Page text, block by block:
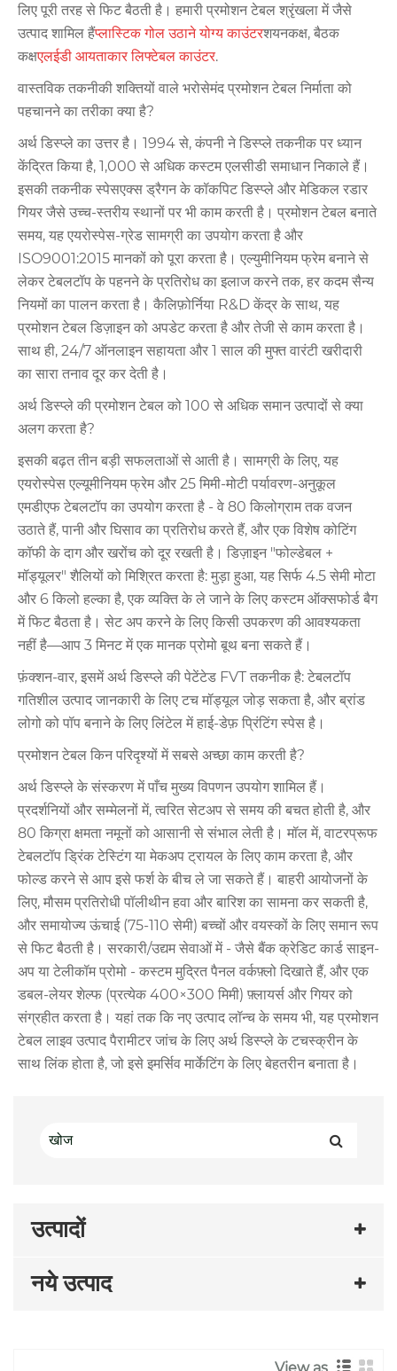
लिए पूरी तरह से फिट बैठती है। हमारी प्रमोशन टेबल श्रृंखला में जैसे
उत्पाद शामिल हैंप्लास्टिक गोल उठाने योग्य काउंटरशयनकक्ष, बैठक
कक्षएलईडी आयताकार लिफ्टेबल काउंटर.
वास्तविक तकनीकी शक्तियों वाले भरोसेमंद प्रमोशन टेबल निर्माता को
पहचानने का तरीका क्या है?
अर्थ डिस्प्ले का उत्तर है। 1994 से, कंपनी ने डिस्प्ले तकनीक पर ध्यान
केंद्रित किया है, 1,000 से अधिक कस्टम एलसीडी समाधान निकाले हैं।
इसकी तकनीक स्पेसएक्स ड्रैगन के कॉकपिट डिस्प्ले और मेडिकल रडार
गियर जैसे उच्च-स्तरीय स्थानों पर भी काम करती है। प्रमोशन टेबल बनाते
समय, यह एयरोस्पेस-ग्रेड सामग्री का उपयोग करता है और
ISO9001:2015 मानकों को पूरा करता है। एल्युमीनियम फ्रेम बनाने से
लेकर टेबलटॉप के पहनने के प्रतिरोध का इलाज करने तक, हर कदम सैन्य
नियमों का पालन करता है। कैलिफ़ोर्निया R&D केंद्र के साथ, यह
प्रमोशन टेबल डिज़ाइन को अपडेट करता है और तेजी से काम करता है।
साथ ही, 24/7 ऑनलाइन सहायता और 1 साल की मुफ्त वारंटी खरीदारी
का सारा तनाव दूर कर देती है।
अर्थ डिस्प्ले की प्रमोशन टेबल को 100 से अधिक समान उत्पादों से क्या
अलग करता है?
इसकी बढ़त तीन बड़ी सफलताओं से आती है। सामग्री के लिए, यह
एयरोस्पेस एल्यूमीनियम फ्रेम और 25 मिमी-मोटी पर्यावरण-अनुकूल
एमडीएफ टेबलटॉप का उपयोग करता है - वे 80 किलोग्राम तक वजन
उठाते हैं, पानी और घिसाव का प्रतिरोध करते हैं, और एक विशेष कोटिंग
कॉफी के दाग और खरोंच को दूर रखती है। डिज़ाइन "फोल्डेबल +
मॉड्यूलर" शैलियों को मिश्रित करता है: मुड़ा हुआ, यह सिर्फ 4.5 सेमी मोटा
और 6 किलो हल्का है, एक व्यक्ति के ले जाने के लिए कस्टम ऑक्सफोर्ड बैग
में फिट बैठता है। सेट अप करने के लिए किसी उपकरण की आवश्यकता
नहीं है—आप 3 मिनट में एक मानक प्रोमो बूथ बना सकते हैं।
फ़ंक्शन-वार, इसमें अर्थ डिस्प्ले की पेटेंटेड FVT तकनीक है: टेबलटॉप
गतिशील उत्पाद जानकारी के लिए टच मॉड्यूल जोड़ सकता है, और ब्रांड
लोगो को पॉप बनाने के लिए लिंटेल में हाई-डेफ़ प्रिंटिंग स्पेस है।
प्रमोशन टेबल किन परिदृश्यों में सबसे अच्छा काम करती है?
अर्थ डिस्प्ले के संस्करण में पाँच मुख्य विपणन उपयोग शामिल हैं।
प्रदर्शनियों और सम्मेलनों में, त्वरित सेटअप से समय की बचत होती है, और
80 किग्रा क्षमता नमूनों को आसानी से संभाल लेती है। मॉल में, वाटरप्रूफ
टेबलटॉप ड्रिंक टेस्टिंग या मेकअप ट्रायल के लिए काम करता है, और
फोल्ड करने से आप इसे फर्श के बीच ले जा सकते हैं। बाहरी आयोजनों के
लिए, मौसम प्रतिरोधी पॉलीथीन हवा और बारिश का सामना कर सकती है,
और समायोज्य ऊंचाई (75-110 सेमी) बच्चों और वयस्कों के लिए समान रूप
से फिट बैठती है। सरकारी/उद्यम सेवाओं में - जैसे बैंक क्रेडिट कार्ड साइन-
अप या टेलीकॉम प्रोमो - कस्टम मुद्रित पैनल वर्कफ़्लो दिखाते हैं, और एक
डबल-लेयर शेल्फ (प्रत्येक 400×300 मिमी) फ़्लायर्स और गियर को
संग्रहीत करता है। यहां तक ​​कि नए उत्पाद लॉन्च के समय भी, यह प्रमोशन
टेबल लाइव उत्पाद पैरामीटर जांच के लिए अर्थ डिस्प्ले के टचस्क्रीन के
साथ लिंक होता है, जो इसे इमर्सिव मार्केटिंग के लिए बेहतरीन बनाता है।
उत्पादों
नये उत्पाद